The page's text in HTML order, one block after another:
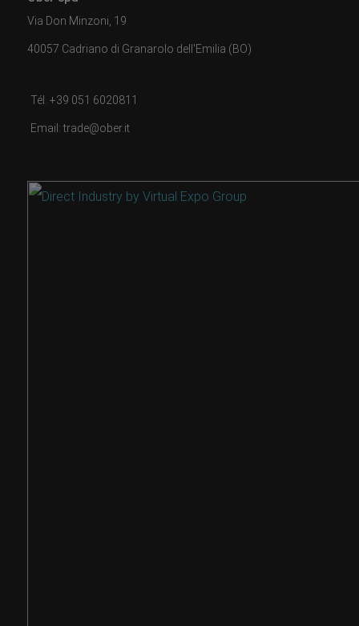
Via Don Minzoni, 19
40057 Cadriano di Granarolo dell'Emilia (BO)
Tél. +39 051 6020811
Email: trade@ober.it